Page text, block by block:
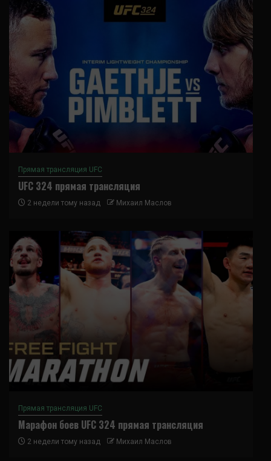
Прямая трансляция UFC
UFC 324 прямая трансляция
2 недели тому назад Михаил Маслов
Прямая трансляция UFC
Марафон боев UFC 324 прямая трансляция
2 недели тому назад Михаил Маслов